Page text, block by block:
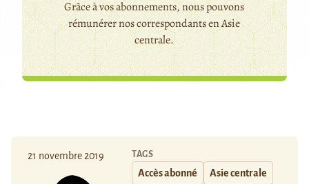
Grâce à vos abonnements, nous pouvons
rémunérer nos correspondants en Asie
centrale.
21 novembre 2019 TAGS
Accès abonné Asie centrale